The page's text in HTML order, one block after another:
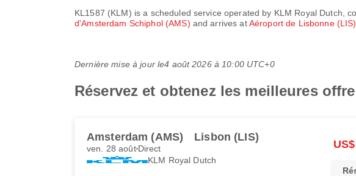
KL1587 (KLM) is a scheduled service operated by KLM Royal Dutch ,
d'Amsterdam Schiphol (AMS) and arrives atAéroport de Lisbonne (LIS)
Dernière mise à jour le4 août 2026 à 10:00 UTC+0
Réservez et obtenez les meilleures
Amsterdam (AMS) Lisbon (LIS)
ven. 28 aoûtDirect
KLM Royal Dutch